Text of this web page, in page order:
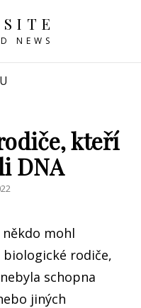
NEWS
kteří
DNA
mohl
rodiče,
schopna
jiných